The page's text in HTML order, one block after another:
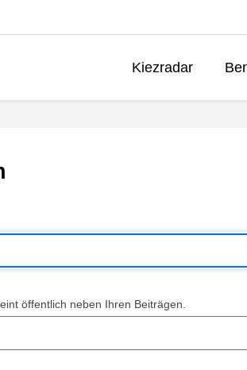
Kiezradar
öffentlich neben Ihren Beiträgen.